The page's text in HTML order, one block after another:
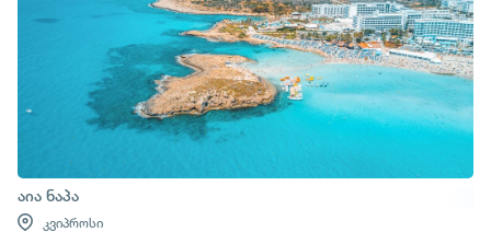
აია ნაპა
კვიპროსი